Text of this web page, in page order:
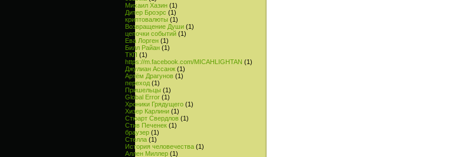
Михаил Хазин (1)
Дитер Броэрс (1)
криптовалюты (1)
Возвращение Души (1)
цепочки событий (1)
Ева Лорген (1)
Билл Райан (1)
ТКП (1)
https://m.facebook.com/MICAHLIGHTAN (1)
Джулиан Ассанж (1)
Артём Драгунов (1)
переход (1)
Пришельцы (1)
Global Error (1)
Хроники Грядущего (1)
Хизер Карлини (1)
Стюарт Свердлов (1)
Стив Печенек (1)
браузер (1)
Стелла (1)
История человечества (1)
Аллен Миллер (1)